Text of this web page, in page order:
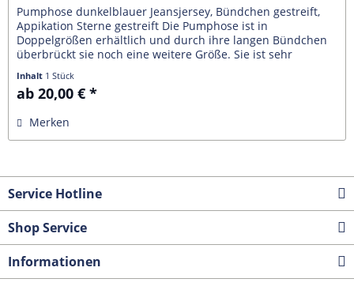
Pumphose dunkelblauer Jeansjersey, Bündchen gestreift,
Appikation Sterne gestreift Die Pumphose ist in
Doppelgrößen erhältlich und durch ihre langen Bündchen
überbrückt sie noch eine weitere Größe. Sie ist sehr
Inhalt 1 Stück
ab 20,00 € *
Merken
Service Hotline
Shop Service
Informationen